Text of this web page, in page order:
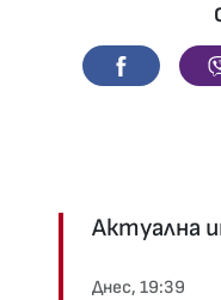
Facebook
Актуална
Днес, 19:39